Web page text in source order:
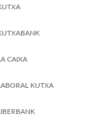
CAIXA
KUTXA